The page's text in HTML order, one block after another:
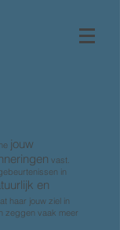
jouw
vast.
in
en
haar jouw ziel in
zeggen vaak meer